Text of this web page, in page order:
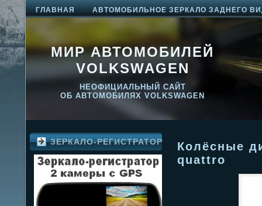
ГЛАВНАЯ АВТОМОБИЛЬНОЕ ЗЕРКАЛО ЗАДНЕГО
МИР АВТОМОБИЛЕЙ
VOLKSWAGEN
НЕОФИЦИАЛЬНЫЙ САЙТ
ОБ АВТОМОБИЛЯХ VOLKSWAGEN
ЗЕРКАЛО-РЕГИСТРАТОР
Колёсные
quattro